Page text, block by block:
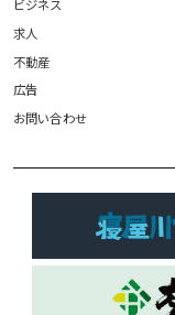
ビジネス
求人
不動産
広告
お問い合わせ